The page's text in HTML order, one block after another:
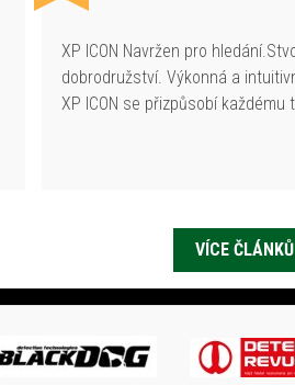
XP ICON Navržen pro
dobrodružství. Výkonná a
XP ICON se přizpůsobí každému
VÍCE ČLÁNKŮ